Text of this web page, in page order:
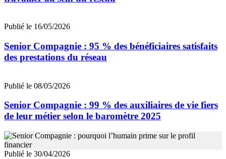
Publié le 16/05/2026
Senior Compagnie : 95 % des bénéficiaires satisfaits
des prestations du réseau
Publié le 08/05/2026
Senior Compagnie : 99 % des auxiliaires de vie fiers
de leur métier selon le baromètre 2025
Publié le 30/04/2026